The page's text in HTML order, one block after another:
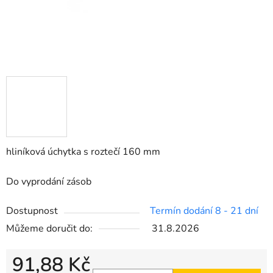
hliníková úchytka s roztečí 160 mm
Do vyprodání zásob
Dostupnost
Termín dodání 8 - 21 dní
Můžeme doručit do:
31.8.2026
91,88 Kč